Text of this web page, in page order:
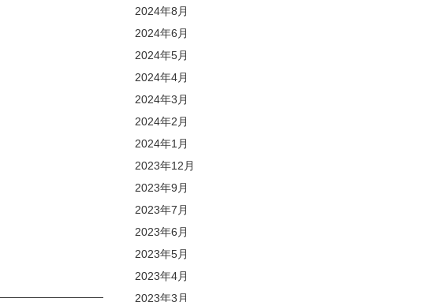
2024年8月
2024年6月
2024年5月
2024年4月
2024年3月
2024年2月
2024年1月
2023年12月
2023年9月
2023年7月
2023年6月
2023年5月
2023年4月
2023年3月